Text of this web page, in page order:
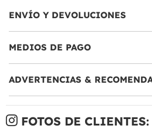
ENVÍO Y DEVOLUCIONES
MEDIOS DE PAGO
ADVERTENCIAS &
FOTOS DE CLIENTES: